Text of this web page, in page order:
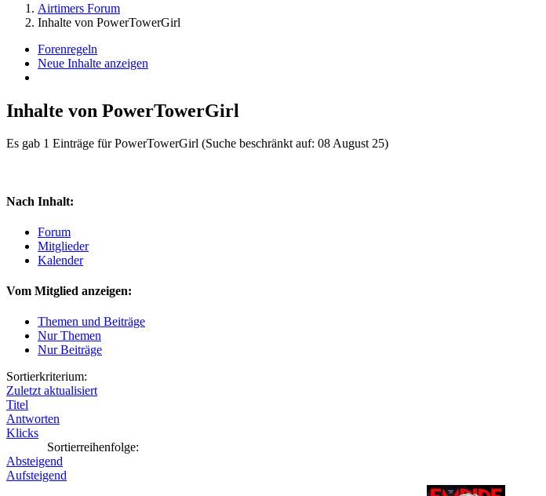
Airtimers Forum
Inhalte von PowerTowerGirl
Forenregeln
Neue Inhalte anzeigen
Inhalte von PowerTowerGirl
Es gab 1 Einträge für PowerTowerGirl (Suche beschränkt auf: 08 August 25)
Nach Inhalt:
Forum
Mitglieder
Kalender
Vom Mitglied anzeigen:
Themen und Beiträge
Nur Themen
Nur Beiträge
Sortierkriterium:
Zuletzt aktualisiert
Titel
Antworten
Klicks
Sortierreihenfolge:
Absteigend
Aufsteigend